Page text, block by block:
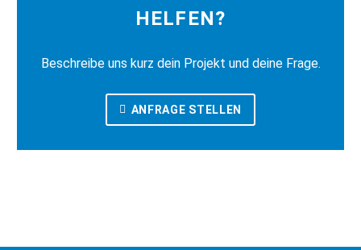
HELFEN?
Beschreibe uns kurz dein Projekt und deine Frage.
ANFRAGE STELLEN